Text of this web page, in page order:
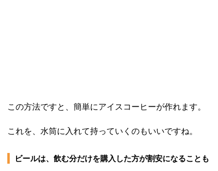
この方法ですと、簡単にアイスコーヒーが作れます。
これを、水筒に入れて持っていくのもいいですね。
ビールは、飲む分だけを購入した方が割安になることも